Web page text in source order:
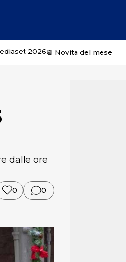
2026📆 Novità del mese
dalle ore
0 0